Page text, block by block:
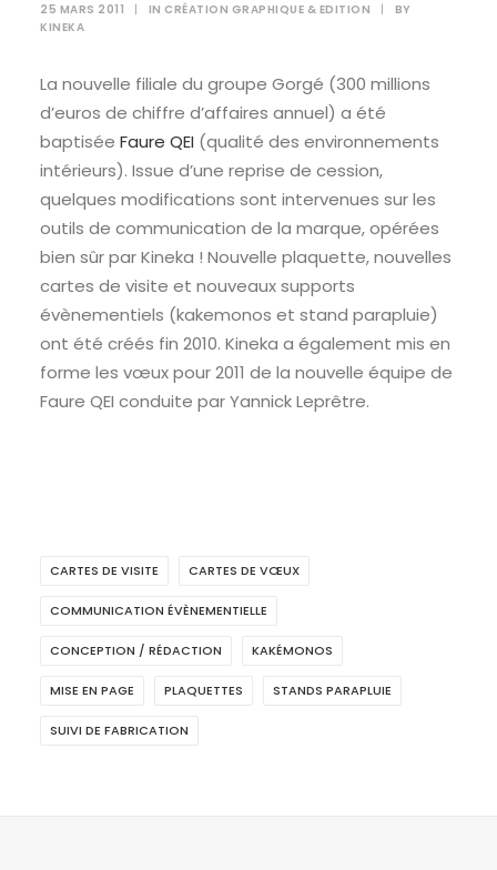
25 MARS 2011 | IN CRÉATION GRAPHIQUE & EDITION |
BY
KINEKA
La nouvelle filiale du groupe Gorgé (300 millions
d’euros de chiffre d’affaires annuel) a été
baptisée Faure QEI (qualité des environnements
intérieurs). Issue d’une reprise de cession,
quelques modifications sont intervenues sur les
outils de communication de la marque, opérées
bien sûr par Kineka ! Nouvelle plaquette, nouvelles
cartes de visite et nouveaux supports
évènementiels (kakemonos et stand parapluie)
ont été créés fin 2010. Kineka a également mis en
forme les vœux pour 2011 de la nouvelle équipe de
Faure QEI conduite par Yannick Leprêtre.
CARTES DE VISITE CARTES DE VŒUX
COMMUNICATION ÉVÈNEMENTIELLE
CONCEPTION / RÉDACTION KAKÉMONOS
MISE EN PAGE PLAQUETTES STANDS PARAPLUIE
SUIVI DE FABRICATION